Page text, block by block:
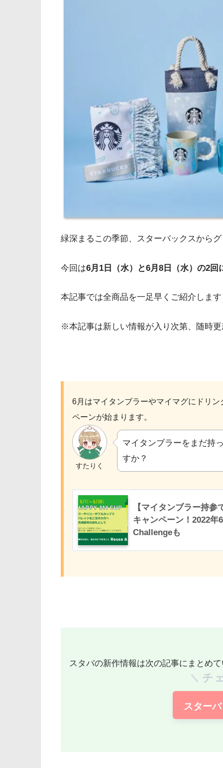
緑深まるこの季節、スターバックスから
今回は6月1日（水）と6月8日（水）の2回
本記事では全商品を一足早くご紹介しま
※本記事は新しい情報が入り次第、随時
6月はマイタンブラーやマイマグにドリ
ペーンが始まります。
すたりく
マイタンブラーをまだ持
すか？
【マイタンブラー持
キャンペーン！2022
Challengeも
スタバの新作情報は次の記事にまとめ
チ
スター